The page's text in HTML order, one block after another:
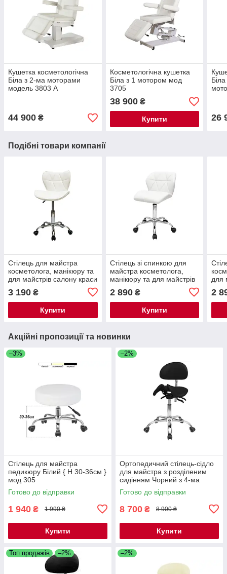
Кушетка косметологічна
Біла з 2-ма моторами
модель 3803 А
44 900 ₴
Косметологічна кушетка
Біла з 1 мотором мод
3705
38 900₴
Купити 26
Подібні товари компанії
Стілець для майстра
косметолога, манікюру та
для майстрів салону краси
Білий мод 161 { H 44-58см
}
3 190 ₴
Купити
Стілець зі спинкою для
майстра косметолога,
манікюру та для майстрів
салону краси Білий мод
171 { H 44-58см }
2 890₴
Купити
для
2
Акційні пропозиції та новинки
–3%
Стілець для майстра
педикюру Білий { H 30-36см }
мод 305
Готово до відправки
1 940 ₴ 1 990 ₴
Купити
–2%
Ортопедичний стілець-сідло
для майстра з розділеним
сидінням Чорний з 4-ма
регулюючими механізмами
мод. 4008-1 { H 48-60см }
Готово до відправки
8 700 ₴ 8 900 ₴
Купити
Топ продажів –2% –2%